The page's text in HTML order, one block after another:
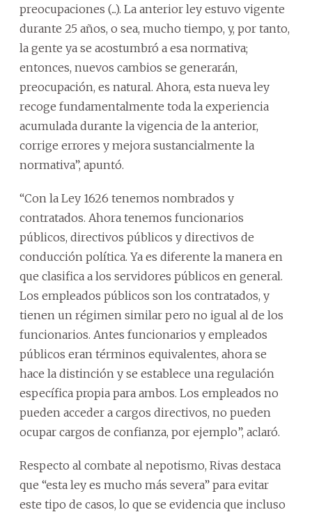
preocupaciones (...). La anterior ley estuvo vigente
durante 25 años, o sea, mucho tiempo, y, por tanto,
la gente ya se acostumbró a esa normativa;
entonces, nuevos cambios se generarán,
preocupación, es natural. Ahora, esta nueva ley
recoge fundamentalmente toda la experiencia
acumulada durante la vigencia de la anterior,
corrige errores y mejora sustancialmente la
normativa”, apuntó.
“Con la Ley 1626 tenemos nombrados y
contratados. Ahora tenemos funcionarios
públicos, directivos públicos y directivos de
conducción política. Ya es diferente la manera en
que clasifica a los servidores públicos en general.
Los empleados públicos son los contratados, y
tienen un régimen similar pero no igual al de los
funcionarios. Antes funcionarios y empleados
públicos eran términos equivalentes, ahora se
hace la distinción y se establece una regulación
específica propia para ambos. Los empleados no
pueden acceder a cargos directivos, no pueden
ocupar cargos de confianza, por ejemplo”, aclaró.
Respecto al combate al nepotismo, Rivas destaca
que “esta ley es mucho más severa” para evitar
este tipo de casos, lo que se evidencia que incluso